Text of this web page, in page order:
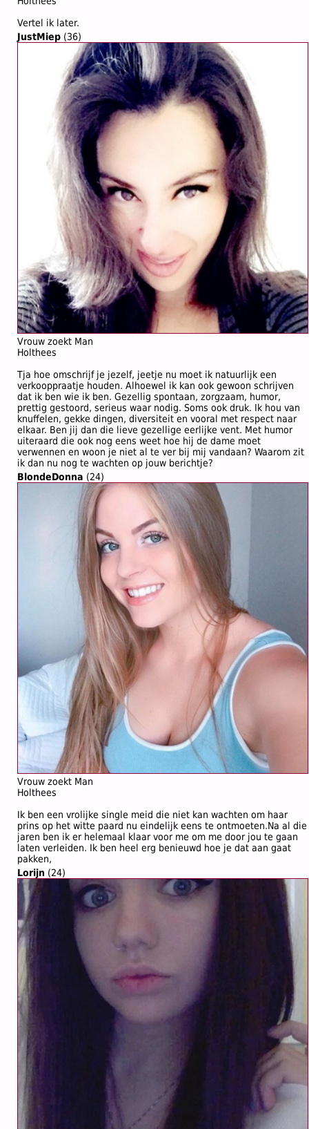
Vertel ik later.
JustMiep (36)
Vrouw zoekt Man
Holthees
Tja hoe omschrijf je jezelf, jeetje nu moet ik natuurlijk een
verkooppraatje houden. Alhoewel ik kan ook gewoon schrijven
dat ik ben wie ik ben. Gezellig spontaan, zorgzaam, humor,
prettig gestoord, serieus waar nodig. Soms ook druk. Ik hou van
knuffelen, gekke dingen, diversiteit en vooral met respect naar
elkaar. Ben jij dan die lieve gezellige eerlijke vent. Met humor
uiteraard die ook nog eens weet hoe hij de dame moet
verwennen en woon je niet al te ver bij mij vandaan? Waarom zit
ik dan nu nog te wachten op jouw berichtje?
BlondeDonna (24)
Vrouw zoekt Man
Holthees
Ik ben een vrolijke single meid die niet kan wachten om haar
prins op het witte paard nu eindelijk eens te ontmoeten.Na al die
jaren ben ik er helemaal klaar voor me om me door jou te gaan
laten verleiden. Ik ben heel erg benieuwd hoe je dat aan gaat
pakken,
Lorijn (24)